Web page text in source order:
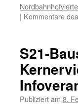
| Kommentare
S21-
Publiziert am 8.